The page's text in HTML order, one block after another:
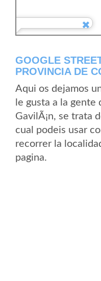
GOOGLE
PROVINCIA DE
Aqui os dejamos
le gusta a la gente
GavilÃ¡n, se trata
cual podeis usar
recorrer la
pagina.